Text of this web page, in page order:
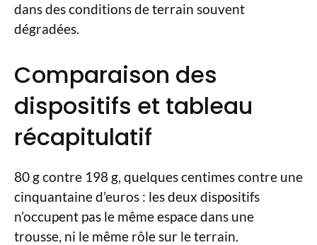
dans des conditions de terrain souvent
dégradées.
Comparaison des
dispositifs et tableau
récapitulatif
80 g contre 198 g, quelques centimes contre une
cinquantaine d’euros : les deux dispositifs
n’occupent pas le même espace dans une
trousse, ni le même rôle sur le terrain.